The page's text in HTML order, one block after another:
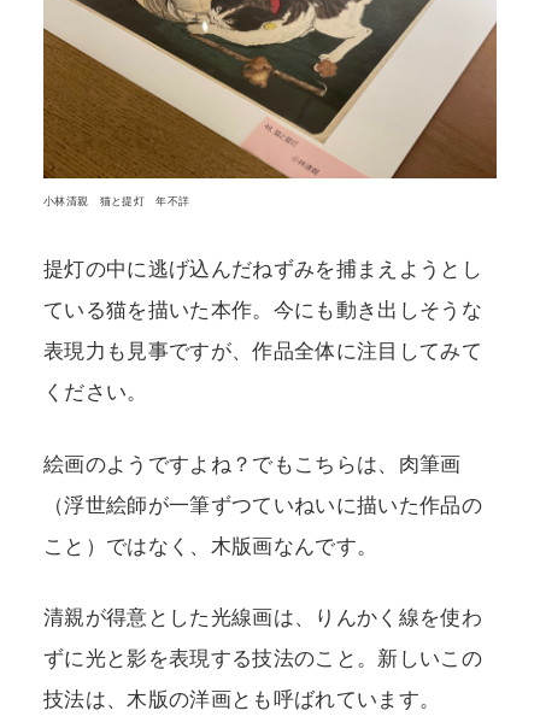
小林清親 猫と提灯 年不詳
提灯の中に逃げ込んだねずみを捕まえようとし
ている猫を描いた本作。今にも動き出しそうな
表現力も見事ですが、作品全体に注目してみて
ください。
絵画のようですよね？でもこちらは、肉筆画
（浮世絵師が一筆ずつていねいに描いた作品の
こと）ではなく、木版画なんです。
清親が得意とした光線画は、りんかく線を使わ
ずに光と影を表現する技法のこと。新しいこの
技法は、木版の洋画とも呼ばれています。